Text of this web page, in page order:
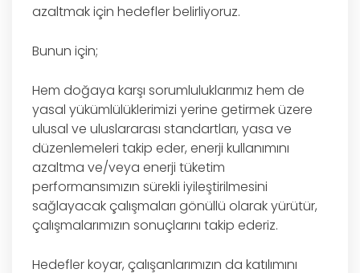
azaltmak için hedefler belirliyoruz.
Bunun için;
Hem doğaya karşı sorumluluklarımız hem de
yasal yükümlülüklerimizi yerine getirmek üzere
ulusal ve uluslararası standartları, yasa ve
düzenlemeleri takip eder, enerji kullanımını
azaltma ve/veya enerji tüketim
performansımızın sürekli iyileştirilmesini
sağlayacak çalışmaları gönüllü olarak yürütür,
çalışmalarımızın sonuçlarını takip ederiz.
Hedefler koyar, çalışanlarımızın da katılımını